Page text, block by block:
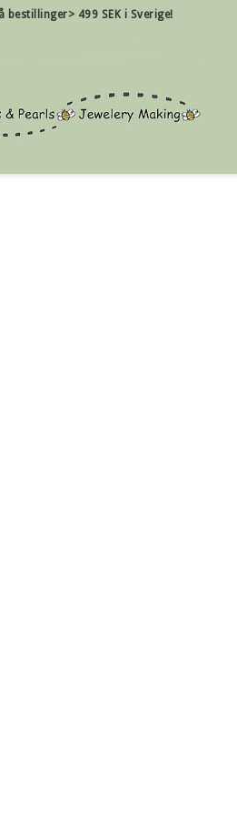
499 SEK i Sverige!